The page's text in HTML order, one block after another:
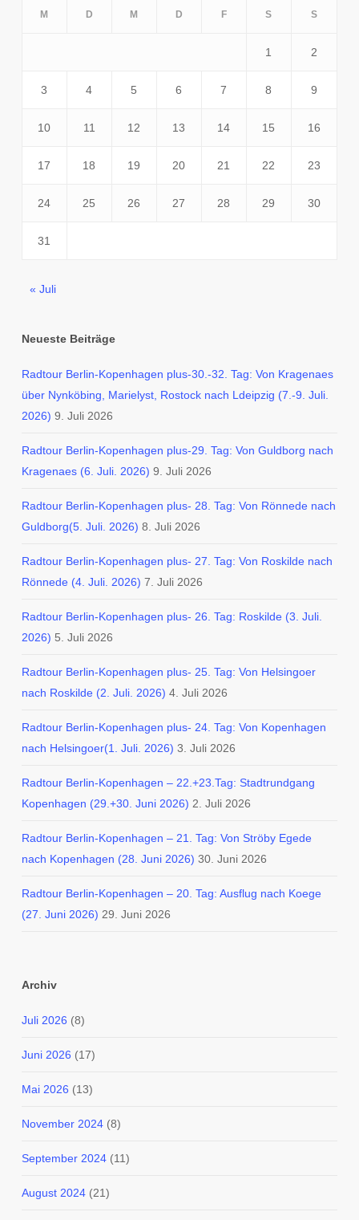
M D M D F S S
1 2
3 4 5 6 7 8 9
10 11 12 13 14 15 16
17 18 19 20 21 22 23
24 25 26 27 28 29 30
31
« Juli
Neueste Beiträge
Radtour Berlin-Kopenhagen plus-30.-32. Tag: Von Kragenaes
über Nynköbing, Marielyst, Rostock nach Ldeipzig (7.-9. Juli.
2026) 9. Juli 2026
Radtour Berlin-Kopenhagen plus-29. Tag: Von Guldborg nach
Kragenaes (6. Juli. 2026) 9. Juli 2026
Radtour Berlin-Kopenhagen plus- 28. Tag: Von Rönnede nach
Guldborg(5. Juli. 2026) 8. Juli 2026
Radtour Berlin-Kopenhagen plus- 27. Tag: Von Roskilde nach
Rönnede (4. Juli. 2026) 7. Juli 2026
Radtour Berlin-Kopenhagen plus- 26. Tag: Roskilde (3. Juli.
2026) 5. Juli 2026
Radtour Berlin-Kopenhagen plus- 25. Tag: Von Helsingoer
nach Roskilde (2. Juli. 2026) 4. Juli 2026
Radtour Berlin-Kopenhagen plus- 24. Tag: Von Kopenhagen
nach Helsingoer(1. Juli. 2026) 3. Juli 2026
Radtour Berlin-Kopenhagen – 22.+23.Tag: Stadtrundgang
Kopenhagen (29.+30. Juni 2026) 2. Juli 2026
Radtour Berlin-Kopenhagen – 21. Tag: Von Ströby Egede
nach Kopenhagen (28. Juni 2026) 30. Juni 2026
Radtour Berlin-Kopenhagen – 20. Tag: Ausflug nach Koege
(27. Juni 2026) 29. Juni 2026
Archiv
Juli 2026 (8)
Juni 2026 (17)
Mai 2026 (13)
November 2024(8)
September 2024(11)
August 2024(21)